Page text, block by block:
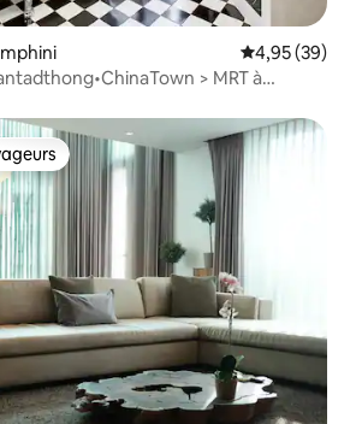
Évaluation
4,95 (39)
> MRT à